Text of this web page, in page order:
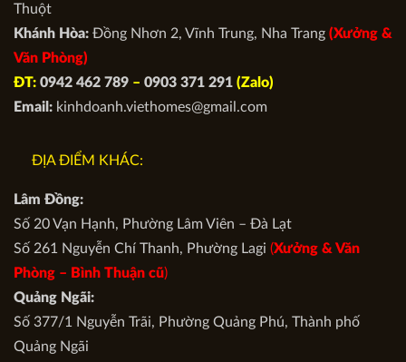
Thuột
Khánh Hòa: Đồng Nhơn 2, Vĩnh Trung, Nha Trang (Xưởng &
Văn Phòng)
ĐT: 0942 462 789 – 0903 371 291 (Zalo)
Email: kinhdoanh.viethomes@gmail.com
ĐỊA ĐIỂM KHÁC:
Lâm Đồng:
Số 20 Vạn Hạnh, Phường Lâm Viên – Đà Lạt
Số 261 Nguyễn Chí Thanh, Phường Lagi (Xưởng & Văn
Phòng – Bình Thuận cũ)
Quảng Ngãi:
Số 377/1 Nguyễn Trãi, Phường Quảng Phú, Thành phố
Quảng Ngãi